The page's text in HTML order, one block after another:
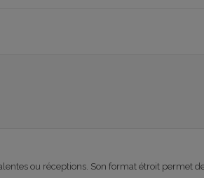
ou réceptions. Son format étroit permet